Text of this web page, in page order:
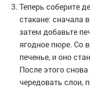
Теперь соберите
стакане: сначала
затем добавьте
ягодное пюре. Со
печенье, и оно
После этого
чередовать слои,